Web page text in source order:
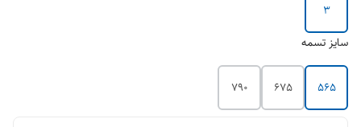
3
سایز تسمه
565
675
790